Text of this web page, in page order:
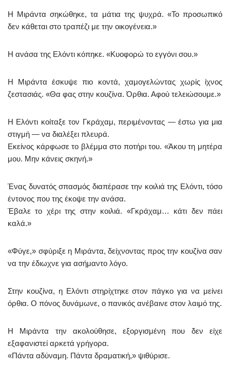
Η Μιράντα σηκώθηκε, τα μάτια της ψυχρά. «Το προσωπικό
δεν κάθεται στο τραπέζι με την οικογένεια.»
Η ανάσα της Ελόντι κόπηκε. «Κυοφορώ το εγγόνι σου.»
Η Μιράντα έσκυψε πιο κοντά, χαμογελώντας χωρίς ίχνος
ζεστασιάς. «Θα φας στην κουζίνα. Όρθια. Αφού τελειώσουμε.»
Η Ελόντι κοίταξε τον Γκράχαμ, περιμένοντας — έστω για μια
στιγμή — να διαλέξει πλευρά.
Εκείνος κάρφωσε το βλέμμα στο ποτήρι του. «Άκου τη μητέρα
μου. Μην κάνεις σκηνή.»
Ένας δυνατός σπασμός διαπέρασε την κοιλιά της Ελόντι, τόσο
έντονος που της έκοψε την ανάσα.
Έβαλε το χέρι της στην κοιλιά. «Γκράχαμ… κάτι δεν πάει
καλά.»
«Φύγε,» σφύριξε η Μιράντα, δείχνοντας προς την κουζίνα σαν
να την έδιωχνε για ασήμαντο λόγο.
Στην κουζίνα, η Ελόντι στηρίχτηκε στον πάγκο για να μείνει
όρθια. Ο πόνος δυνάμωνε, ο πανικός ανέβαινε στον λαιμό της.
Η Μιράντα την ακολούθησε, εξοργισμένη που δεν είχε
εξαφανιστεί αρκετά γρήγορα.
«Πάντα αδύναμη. Πάντα δραματική,» ψιθύρισε.